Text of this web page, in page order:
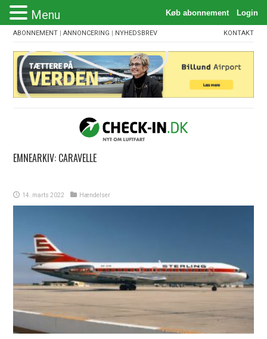
ABONNEMENT |ANNONCERING | NYHEDSBREV KONTAKT
EMNEARKIV: CARAVELLE
14. marts 2022 Hændelser
Menu